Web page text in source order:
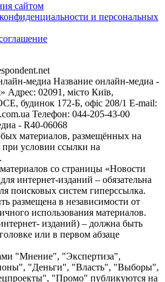
сайтом
и персональных
медиа Название онлайн-медиа -
Адрес: 02091, місто Київ,
будинок 172-Б, офіс 208/1 E-mail:
Телефон: 044-205-43-00
- R40-06068
материалов, размещённых на
при условии ссылки на
со страницы «Новости
интернет-изданий – обязательна
поисковых систем гиперссылка.
размещена в независимости от
использования материалов.
изданий) – должна быть
или в первом абзаце
"Мнение", "Экспертиза",
"Деньги", "Власть", "Выборы",
"Промо" публикуются на